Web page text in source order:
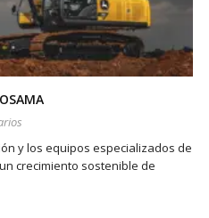
y los equipos especializados de
crecimiento sostenible de